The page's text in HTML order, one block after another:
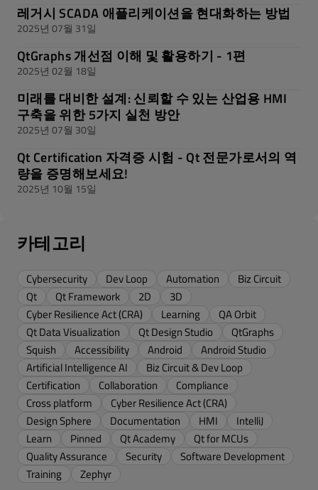
레거시 SCADA 애플리케이션을 현대화하는 방법
2025년 07월 31일
QtGraphs 개선점 이해 및 활용하기 - 1편
2025년 02월 18일
미래를 대비한 설계: 신뢰할 수 있는 산업용 HMI
구축을 위한 5가지 실천 방안
2025년 07월 30일
Qt Certification 자격증 시험 - Qt 전문가로서의 역
량을 증명해보세요!
2025년 10월 15일
카테고리
Cybersecurity Dev Loop Automation
Biz Circuit
Qt
Qt Framework 2D
3D
Cyber Resilience Act (CRA)
Learning
QA Orbit
Qt Data Visualization
Qt Design Studio
QtGraphs
Squish
Accessibility Android
Android Studio
Artificial Intelligence AI
Biz Circuit & Dev Loop
Certification
Collaboration
Compliance
Cross platform
Cyber Resilience Act (CRA)
Design Sphere
Documentation HMI
IntelliJ
Learn
Pinned Qt Academy
Qt for MCUs
Quality Assurance
Security
Software Development
Training
Zephyr